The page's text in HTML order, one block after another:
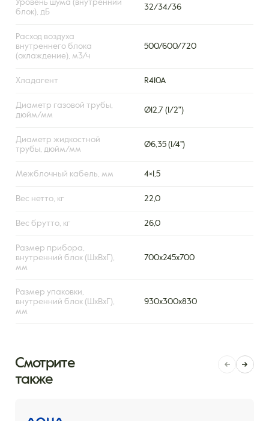
Уровень шума (внутренний
блок), дБ
32/34/36
Расход воздуха
внутреннего блока
(охлаждение), м3/ч
500/600/720
Хладагент R410A
Диаметр газовой трубы,
дюйм/мм
Ø12,7 (1/2")
Диаметр жидкостной
трубы, дюйм/мм
Ø6,35 (1/4'')
Межблочный кабель, мм 4×1,5
Вес нетто, кг 22,0
Вес брутто, кг 26,0
Размер прибора,
внутренний блок (ШxВxГ),
мм
700х245х700
Размер упаковки,
внутренний блок (ШxВxГ),
мм
930х300х830
Смотрите
также